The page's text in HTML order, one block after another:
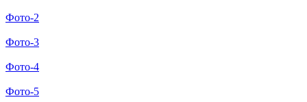
Фото-2
Фото-3
Фото-4
Фото-5